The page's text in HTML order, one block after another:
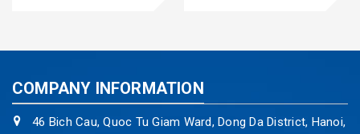
COMPANY INFORMATION
46 Bich Cau, Quoc Tu Giam Ward, Dong Da District, Hanoi,